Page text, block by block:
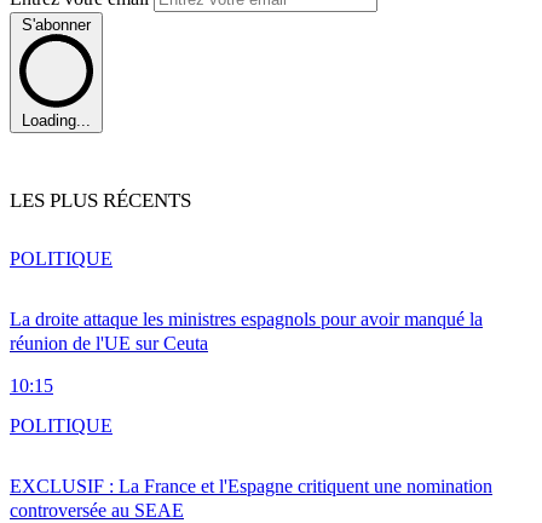
S'abonner
Loading...
LES PLUS RÉCENTS
La droite attaque les ministres espagnols pour avoir manqué la
réunion de l'UE sur Ceuta
10:15
POLITIQUE
EXCLUSIF : La France et l'Espagne critiquent une nomination
controversée au SEAE
POLITIQUE